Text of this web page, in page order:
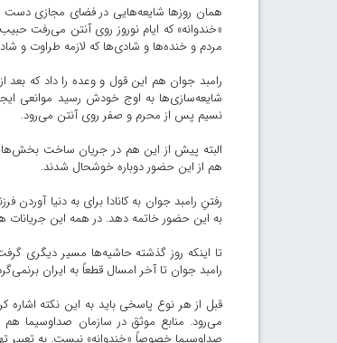
همان روزها شایعه‌هایی در فضای مجازی دست
«خندوانه» که ایام نوروز روی آنتن می‌رفت
مردم و خنده‌ها و شادی‌ها که لازمه طراوت و
رامبد جوان هم این قول و وعده را داد که بعد
شایعه‌سازی‌ها به اوج خودش رسید موانعی
نسیم پس از محرم و صفر روی آنتن می‌رود.
البته پیش از این هم در جریان ساخت بخش‌هایی
هم از این حضور دوباره خوشحال شدند.
رفتنِ رامبد جوان به کانادا برای به دنیا
به این حضور خاتمه دهد. در همه این جریانات
تا اینکه روز گذشته حاشیه‌ها مسیر دیگری
رامبد جوان تا آخر امسال قطعاً به ایران
قبل از هر نوع پاسخی باید به این نکته
می‌رود. منابع موثق در سازمان صداوسیما هم
صداوسیما خصوصاً «خندوانه» نیست. به تعبیر